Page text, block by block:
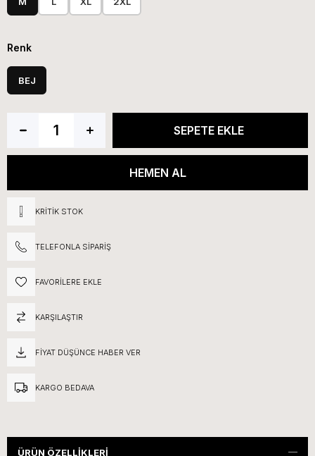
Renk
BEJ
KRITIK STOK
TELEFONLA SIPARIŞ
FAVORILERE EKLE
KARŞILAŞTIR
FIYAT DÜŞÜNCE HABER VER
KARGO BEDAVA
ÜRÜN ÖZELLIKLERI